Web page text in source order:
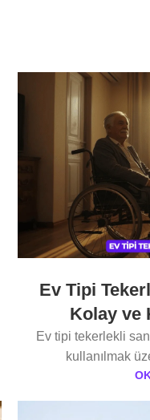
Ev Tipi
Kolay ve
Ev tipi tekerlekli
kullanılmak